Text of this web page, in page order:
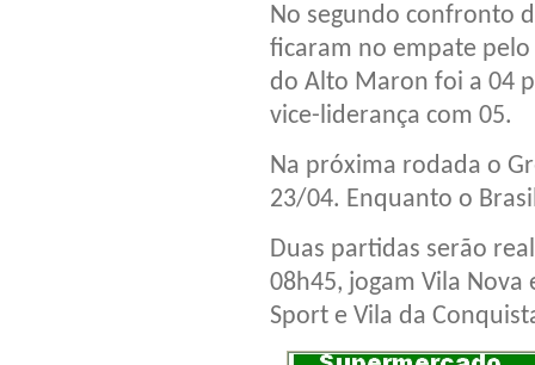
No segundo confronto
ficaram no empate
do Alto Maron foi a 04
vice-liderança com 05.
Na próxima rodada o
23/04. Enquanto o
Duas partidas serão
08h45, jogam Vila
Sport e Vila da